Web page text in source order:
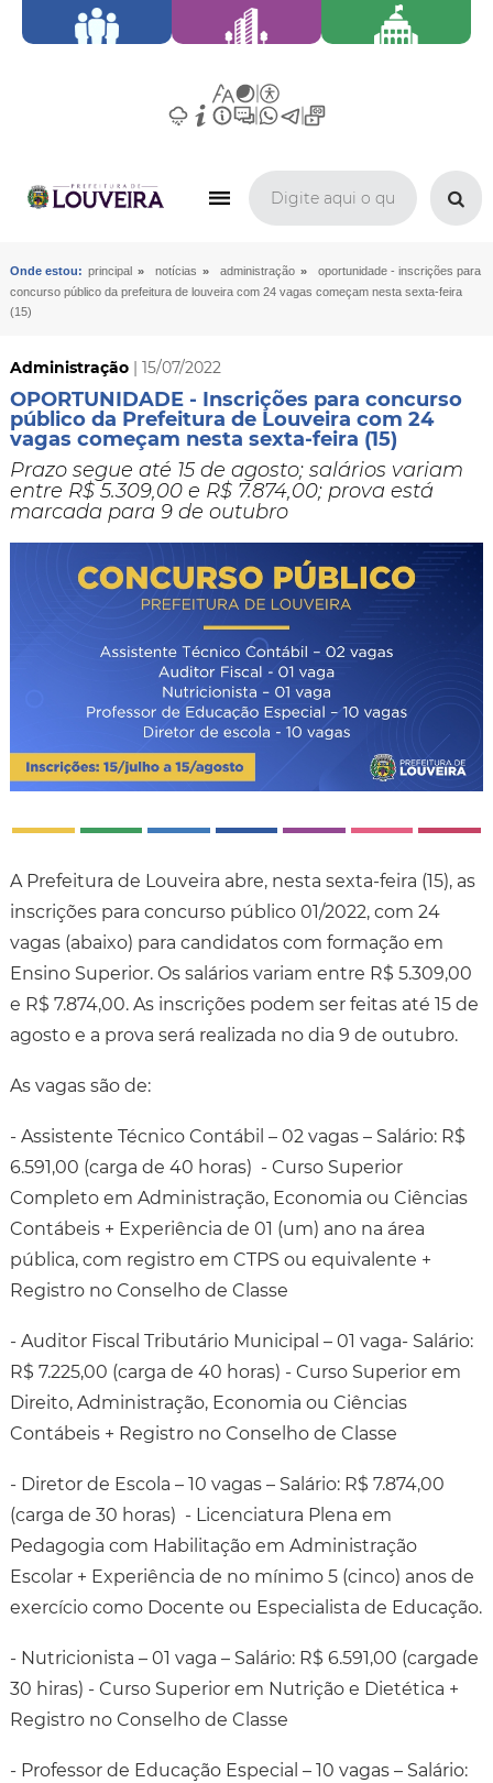
Onde estou: principal » notícias » administração »
oportunidade - inscrições para
concurso público da prefeitura de louveira com 24 vagas começam nesta sexta-feira
(15)
Administração| 15/07/2022
OPORTUNIDADE - Inscrições para concurso
público da Prefeitura de Louveira com 24
vagas começam nesta sexta-feira (15)
Prazo segue até 15 de agosto; salários variam
entre R$ 5.309,00 e R$ 7.874,00; prova está
marcada para 9 de outubro
A Prefeitura de Louveira abre, nesta sexta-feira (15), as
inscrições para concurso público 01/2022, com 24
vagas (abaixo) para candidatos com formação em
Ensino Superior. Os salários variam entre R$ 5.309,00
e R$ 7.874,00. As inscrições podem ser feitas até 15 de
agosto e a prova será realizada no dia 9 de outubro.
As vagas são de:
- Assistente Técnico Contábil – 02 vagas – Salário: R$
6.591,00 (carga de 40 horas) - Curso Superior
Completo em Administração, Economia ou Ciências
Contábeis + Experiência de 01 (um) ano na área
pública, com registro em CTPS ou equivalente +
Registro no Conselho de Classe
- Auditor Fiscal Tributário Municipal – 01 vaga- Salário:
R$ 7.225,00 (carga de 40 horas) - Curso Superior em
Direito, Administração, Economia ou Ciências
Contábeis + Registro no Conselho de Classe
- Diretor de Escola – 10 vagas – Salário: R$ 7.874,00
(carga de 30 horas) - Licenciatura Plena em
Pedagogia com Habilitação em Administração
Escolar + Experiência de no mínimo 5 (cinco) anos de
exercício como Docente ou Especialista de Educação.
- Nutricionista – 01 vaga – Salário: R$ 6.591,00 (cargade
30 hiras) - Curso Superior em Nutrição e Dietética +
Registro no Conselho de Classe
- Professor de Educação Especial – 10 vagas – Salário: